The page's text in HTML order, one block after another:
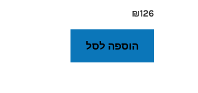
₪126
הוספה לסל